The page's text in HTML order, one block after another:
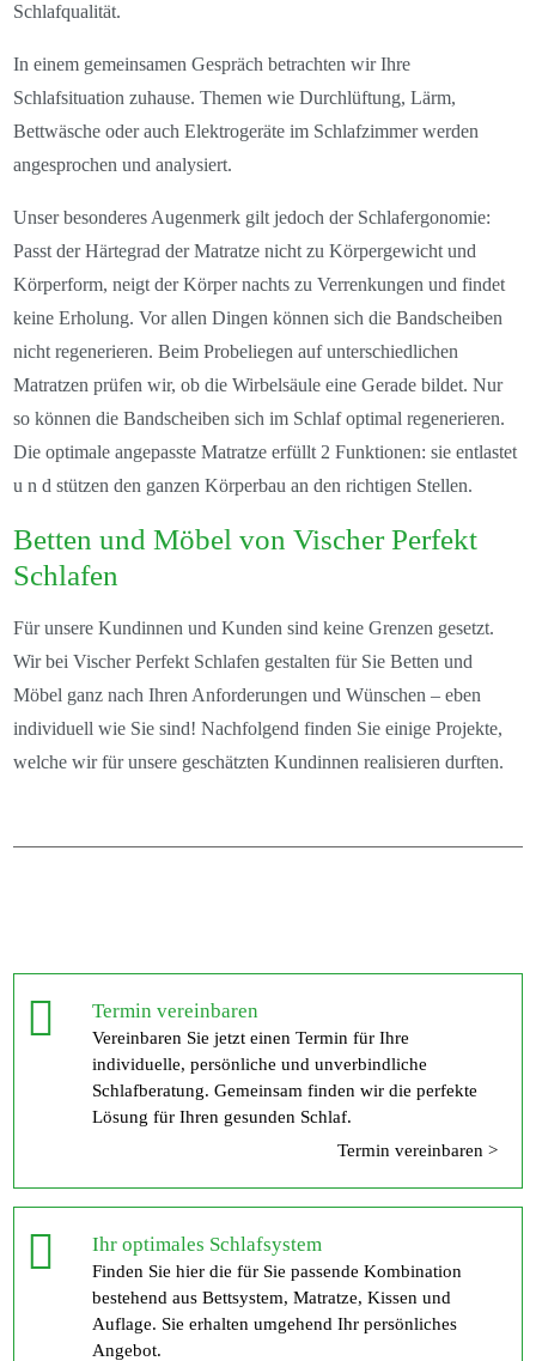
Schlafqualität.
In einem gemeinsamen Gespräch betrachten wir Ihre
Schlafsituation zuhause. Themen wie Durchlüftung, Lärm,
Bettwäsche oder auch Elektrogeräte im Schlafzimmer werden
angesprochen und analysiert.
Unser besonderes Augenmerk gilt jedoch der Schlafergonomie:
Passt der Härtegrad der Matratze nicht zu Körpergewicht und
Körperform, neigt der Körper nachts zu Verrenkungen und findet
keine Erholung. Vor allen Dingen können sich die Bandscheiben
nicht regenerieren. Beim Probeliegen auf unterschiedlichen
Matratzen prüfen wir, ob die Wirbelsäule eine Gerade bildet. Nur
so können die Bandscheiben sich im Schlaf optimal regenerieren.
Die optimale angepasste Matratze erfüllt 2 Funktionen: sie entlastet
u n d stützen den ganzen Körperbau an den richtigen Stellen.
Betten und Möbel von Vischer Perfekt
Schlafen
Für unsere Kundinnen und Kunden sind keine Grenzen gesetzt.
Wir bei Vischer Perfekt Schlafen gestalten für Sie Betten und
Möbel ganz nach Ihren Anforderungen und Wünschen – eben
individuell wie Sie sind! Nachfolgend finden Sie einige Projekte,
welche wir für unsere geschätzten Kundinnen realisieren durften.
Termin vereinbaren
Vereinbaren Sie jetzt einen Termin für Ihre
individuelle, persönliche und unverbindliche
Schlafberatung. Gemeinsam finden wir die perfekte
Lösung für Ihren gesunden Schlaf.
Termin vereinbaren >
Ihr optimales Schlafsystem
Finden Sie hier die für Sie passende Kombination
bestehend aus Bettsystem, Matratze, Kissen und
Auflage. Sie erhalten umgehend Ihr persönliches
Angebot.